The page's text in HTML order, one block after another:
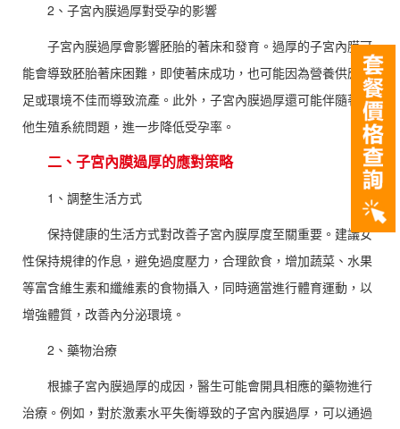
2、子宮內膜過厚對受孕的影響
子宮內膜過厚會影響胚胎的著床和發育。過厚的子宮內膜可
能會導致胚胎著床困難，即使著床成功，也可能因為營養供應不
足或環境不佳而導致流產。此外，子宮內膜過厚還可能伴隨著其
他生殖系統問題，進一步降低受孕率。
二、子宮內膜過厚的應對策略
1、調整生活方式
保持健康的生活方式對改善子宮內膜厚度至關重要。建議女
性保持規律的作息，避免過度壓力，合理飲食，增加蔬菜、水果
等富含維生素和纖維素的食物攝入，同時適當進行體育運動，以
增強體質，改善內分泌環境。
2、藥物治療
根據子宮內膜過厚的成因，醫生可能會開具相應的藥物進行
治療。例如，對於激素水平失衡導致的子宮內膜過厚，可以通過